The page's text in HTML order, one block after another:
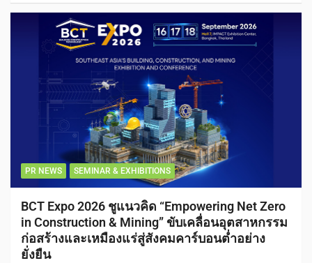
PR NEWS SEMINAR & EXHIBITIONS
BCT Expo 2026 ชูแนวคิด “Empowering Net Zero
in Construction & Mining” ขับเคลื่อนอุตสาหกรรม
ก่อสร้างและเหมืองแร่สู่สังคมคาร์บอนต่ำอย่าง
ยั่งยืน